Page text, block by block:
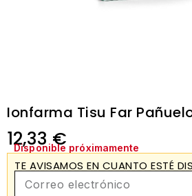
Ionfarma Tisu Far
12,33€
Disponible próximamente
TE AVISAMOS EN CUANTO ESTÉ